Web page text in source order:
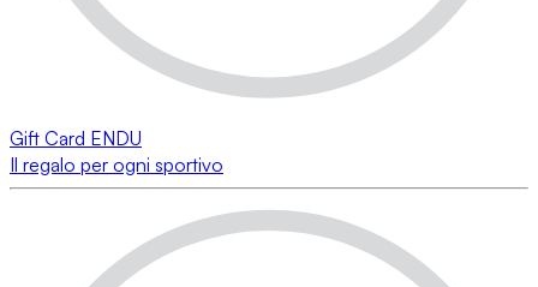
Gift Card ENDU
Il regalo per ogni sportivo